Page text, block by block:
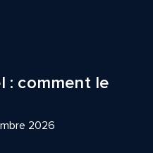
: comment le
2026